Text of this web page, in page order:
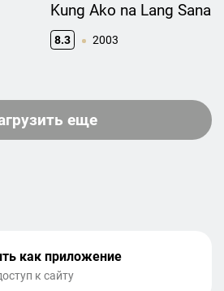
Kung Ako na Lang Sana
8.3 2003
еще
как приложение
к сайту